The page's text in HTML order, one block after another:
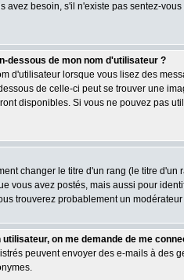
avez besoin, s'il n'existe pas sentez-
dessous de mon nom d'utilisateur ?
d'utilisateur lorsque vous lisez des
de celle-ci peut se trouver une
disponibles. Si vous ne pouvez pas
changer le titre d'un rang (le titre
vous avez postés, mais aussi pour
trouverez probablement un
on me demande de me
peuvent envoyer des e-mails à